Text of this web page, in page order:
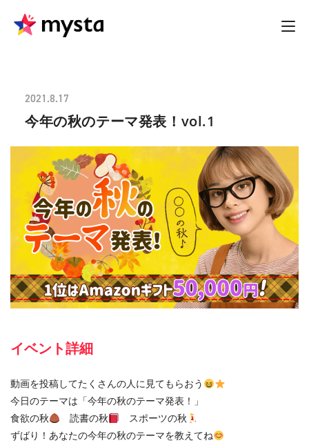
2021.8.17
今年の秋のテーマ発表！vol.1
イベント詳細
動画を投稿してたくさんの人に見てもらおう
今日のテーマは「今年の秋のテーマ発表！」
食欲の秋
読書の秋
スポーツの秋
ずばり！あなたの今年の秋のテーマを教えてね